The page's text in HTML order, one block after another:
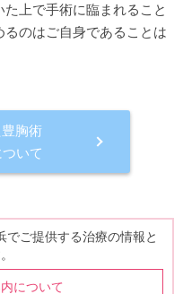
上で手術に臨まれること
のはご自身であることは
胸術
いて
でご提供する治療の情報と
について